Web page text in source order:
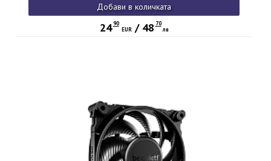
Добави в количката
24 90
EUR/ 48 70
лв